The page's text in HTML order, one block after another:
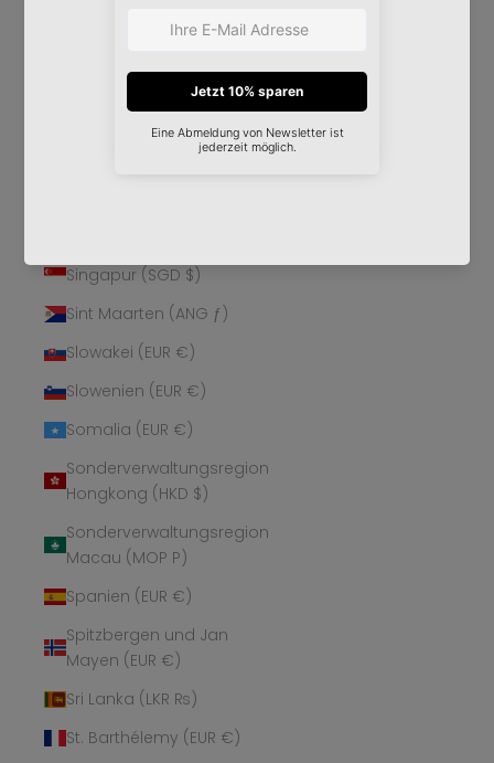
Schweiz (CHF CHF)
Senegal (XOF Fr)
Seychellen (EUR €)
Singapur (SGD $)
Sint Maarten (ANG ƒ)
Slowakei (EUR €)
Slowenien (EUR €)
Somalia (EUR €)
Sonderverwaltungsregion
Hongkong (HKD $)
Sonderverwaltungsregion
Macau (MOP P)
Spanien (EUR €)
Spitzbergen und Jan
Mayen (EUR €)
Sri Lanka (LKR ₨)
St. Barthélemy (EUR €)